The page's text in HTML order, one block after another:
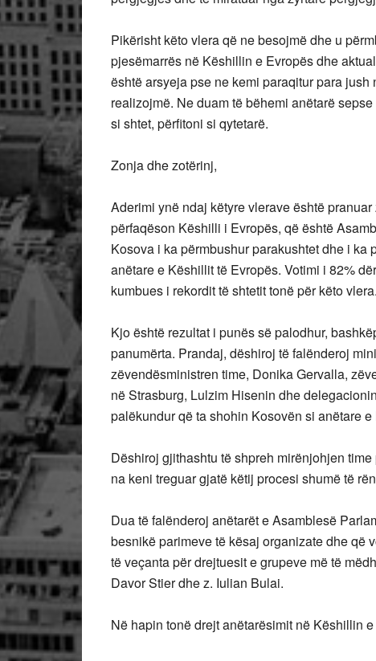
Pikërisht këto vlera që ne besojmë dhe u
pjesëmarrës në Këshillin e Evropës dhe
është arsyeja pse ne kemi paraqitur para jush
realizojmë. Ne duam të bëhemi anëtarë
si shtet, përfitoni si qytetarë.
Zonja dhe zotërinj,
Aderimi ynë ndaj këtyre vlerave është
përfaqëson Këshilli i Evropës, që është
Kosova i ka përmbushur parakushtet dhe i ka
anëtare e Këshillit të Evropës. Votimi i 82%
kumbues i rekordit të shtetit tonë për këto vlera.
Kjo është rezultat i punës së palodhur,
panumërta. Prandaj, dëshiroj të falënderoj
zëvendësministren time, Donika Gervalla,
në Strasburg, Lulzim Hisenin dhe
palëkundur që ta shohin Kosovën si anëtare
Dëshiroj gjithashtu të shpreh mirënjohjen
na keni treguar gjatë këtij procesi shumë të
Dua të falënderoj anëtarët e Asamblesë
besnikë parimeve të kësaj organizate dhe që
të veçanta për drejtuesit e grupeve më të
Davor Stier dhe z. Iulian Bulai.
Në hapin tonë drejt anëtarësimit në Këshillin